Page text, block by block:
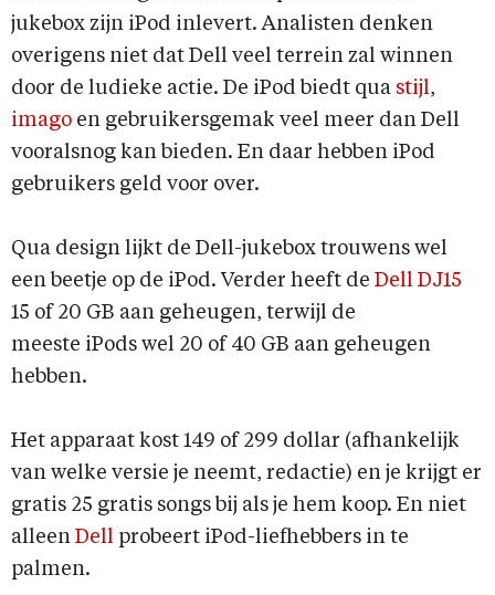
jukebox zijn iPod inlevert. Analisten denken
overigens niet dat Dell veel terrein zal winnen
door de ludieke actie. De iPod biedt qua stijl,
imago en gebruikersgemak veel meer dan Dell
vooralsnog kan bieden. En daar hebben iPod
gebruikers geld voor over.
Qua design lijkt de Dell-jukebox trouwens wel
een beetje op de iPod. Verder heeft de Dell DJ15
15 of 20 GB aan geheugen, terwijl de
meeste iPods wel 20 of 40 GB aan geheugen
hebben.
Het apparaat kost 149 of 299 dollar (afhankelijk
van welke versie je neemt, redactie) en je krijgt er
gratis 25 gratis songs bij als je hem koop. En niet
alleen Dell probeert iPod-liefhebbers in te
palmen.